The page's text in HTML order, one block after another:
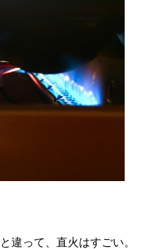
違って、直火はすごい。